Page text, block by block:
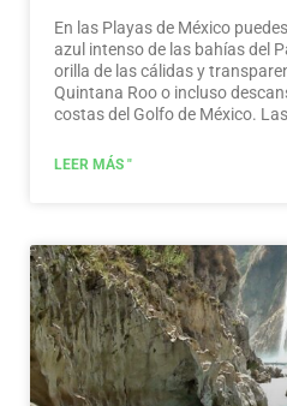
En las Playas de México
azul intenso de las bahías del
orilla de las cálidas y
Quintana Roo o incluso
costas del Golfo de México.
visitarlos, además de disfrutar
LEER MÁS "